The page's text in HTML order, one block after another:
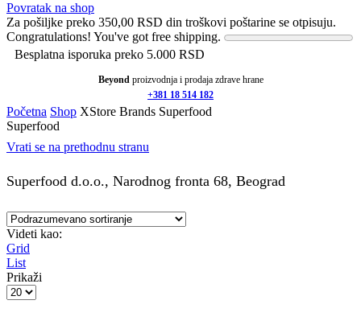
Povratak na shop
Za pošiljke preko 350,00 RSD din troškovi poštarine se otpisuju.
Congratulations! You've got free shipping.
Besplatna isporuka preko 5.000 RSD
Beyond proizvodnja i prodaja zdrave hrane
+381 18 514 182
Početna Shop XStore Brands Superfood
Superfood
Vrati se na prethodnu stranu
Superfood d.o.o., Narodnog fronta 68, Beograd
Videti kao:
Grid
List
Prikaži
Products